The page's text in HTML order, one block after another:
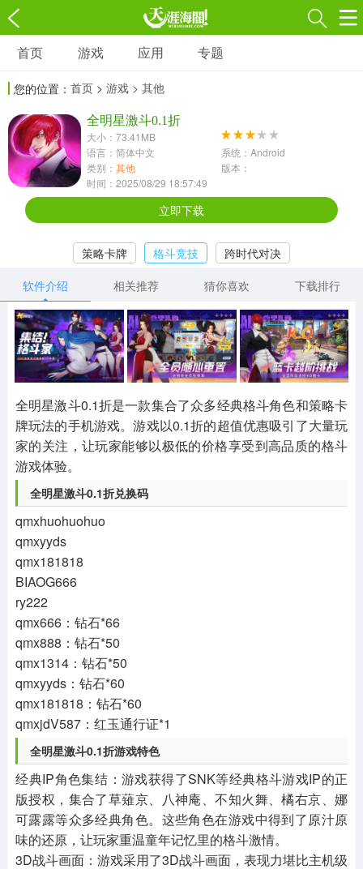
游戏
3697款应用
1597款应用
休闲益智
13387款应用
2196款应用
1072款应用
418款应用
568款应用
音乐舞蹈
269款应用
2716款应用
515款应用
其他
1654款应用
游戏助手
515款应用
MOD游戏
1056款应用
首页 游戏 应用 专题
您的位置： 首页 > 游戏 > 其他
全明星激斗0.1折
大小：73.41MB
语言：简体中文
系统：Android
类别： 其他
版本：
时间：2025/08/29 18:57:49
立即下载
策略卡牌 格斗竞技
跨时代对决
软件介绍
相关推荐 猜你喜欢 下载排行
全明星激斗0.1折是一款集合了众多经典格斗角色和策略卡
牌玩法的手机游戏。游戏以0.1折的超值优惠吸引了大量玩
家的关注，让玩家能够以极低的价格享受到高品质的格斗
游戏体验。
全明星激斗0.1折兑换码
qmxhuohuohuo
qmxyyds
qmx181818
BIAOG666
ry222
qmx666：钻石*66
qmx888：钻石*50
qmx1314：钻石*50
qmxyyds：钻石*60
qmx181818：钻石*60
qmxjdV587：红玉通行证*1
全明星激斗0.1折游戏特色
‌经典IP角色集结‌：游戏获得了SNK等经典格斗游戏IP的正
版授权，集合了草薙京、八神庵、不知火舞、橘右京、娜
可露露等众多经典角色。这些角色在游戏中得到了原汁原
味的还原，让玩家重温童年记忆里的格斗激情。
‌3D战斗画面‌：游戏采用了3D战斗画面，表现力堪比主机级